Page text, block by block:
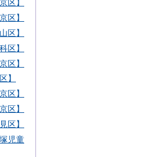
区】
区】
区】
区】
区】
】
区】
区】
区】
児童